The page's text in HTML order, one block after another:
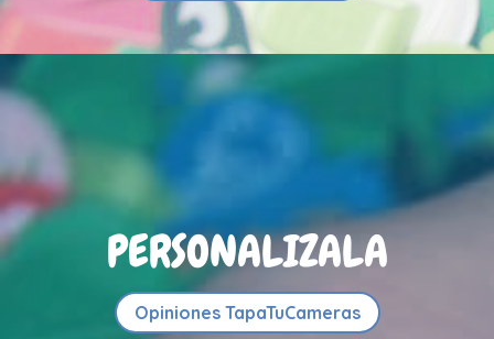
PERSONALIZALA
Opiniones TapaTuCameras